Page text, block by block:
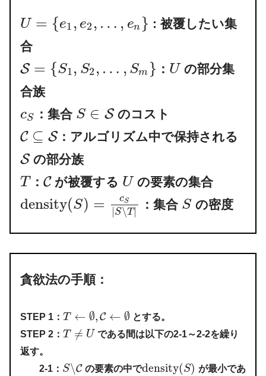
U = {e1 , e2 , … , en} : 被覆したい集
合
S = {S1, S2 , … , Sm} ： U の部分集
合族
cS ：集合 S ∈ Sのコスト
C ⊆ S：アルゴリズム中で保持される
Sの部分族
T ：Cが被覆する U の要素の集合
density(S) = cS
S∖T|
：集合 S の密度
貪欲法の手順：
STEP 1： T ← ∅, C ← ∅ とする。
STEP 2： T ≠ U である間は以下の2-1～2-2を繰り
返す。
2-1： S∖Cの要素の中でdensity(S) が最小であ